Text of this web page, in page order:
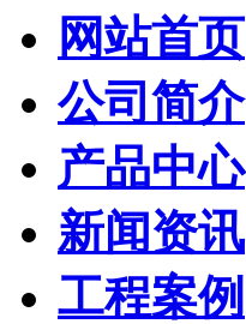
网站首页
公司简介
产品中心
新闻资讯
工程案例